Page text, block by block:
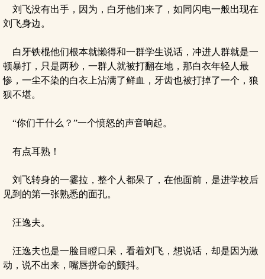
刘飞没有出手，因为，白牙他们来了，如同闪电一般出现在
刘飞身边。
白牙铁棍他们根本就懒得和一群学生说话，冲进人群就是一
顿暴打，只是两秒，一群人就被打翻在地，那白衣年轻人最
惨，一尘不染的白衣上沾满了鲜血，牙齿也被打掉了一个，狼
狈不堪。
“你们干什么？”一个愤怒的声音响起。
有点耳熟！
刘飞转身的一霎拉，整个人都呆了，在他面前，是进学校后
见到的第一张熟悉的面孔。
汪逸夫。
汪逸夫也是一脸目瞪口呆，看着刘飞，想说话，却是因为激
动，说不出来，嘴唇拼命的颤抖。